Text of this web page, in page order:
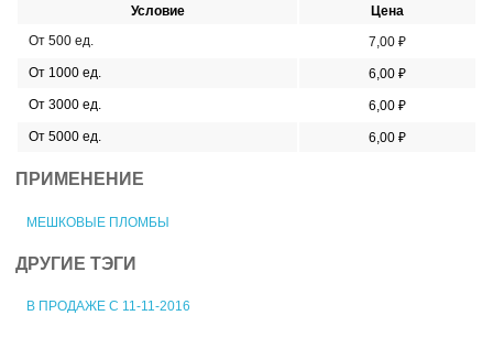
Условие
Цена
От 500 ед.
7,00 ₽
От 1000 ед.
6,00 ₽
От 3000 ед.
6,00 ₽
От 5000 ед.
6,00 ₽
ПРИМЕНЕНИЕ
МЕШКОВЫЕ ПЛОМБЫ
ДРУГИЕ ТЭГИ
В ПРОДАЖЕ С 11-11-2016